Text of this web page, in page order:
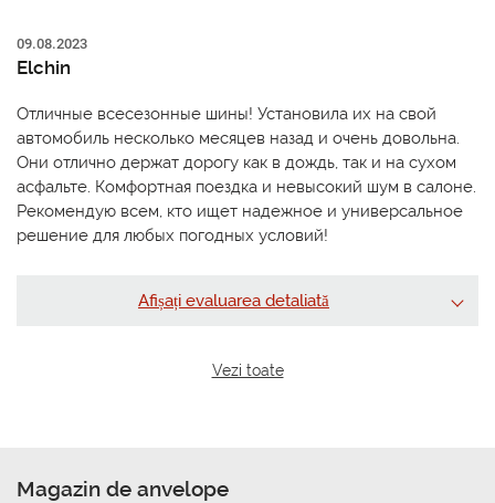
09.08.2023
Elchin
Отличные всесезонные шины! Установила их на свой
автомобиль несколько месяцев назад и очень довольна.
Они отлично держат дорогу как в дождь, так и на сухом
асфальте. Комфортная поездка и невысокий шум в салоне.
Рекомендую всем, кто ищет надежное и универсальное
решение для любых погодных условий!
Afișați evaluarea detaliată
Vezi toate
Magazin de anvelope